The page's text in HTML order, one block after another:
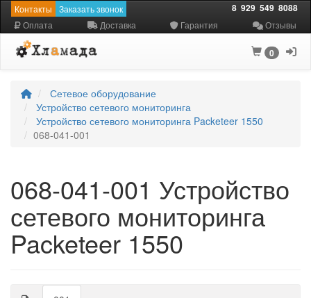
Контакты Заказать звонок 8 929 549 8088
Оплата Доставка Гарантия Отзывы
0
Сетевое оборудование
Устройство сетевого мониторинга
Устройство сетевого мониторинга Packeteer 1550
068-041-001
068-041-001 Устройство
сетевого мониторинга
Packeteer 1550